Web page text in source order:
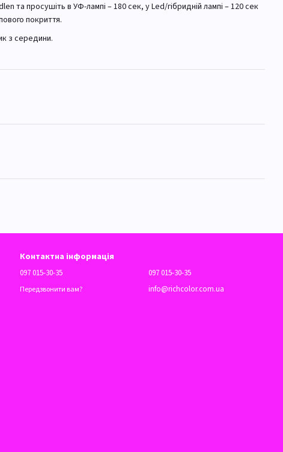
та просушіть в УФ-лампі – 180 сек, у Led/гібридній лампі – 120 сек
покриття.
з середини.
Контактна інформація
097 015-30-35
Передзвонити вам?
097 015-30-35
info@richcolor.com.ua